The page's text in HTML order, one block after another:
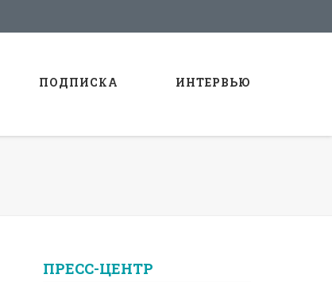
ПОДПИСКА ИНТЕРВЬЮ
ПРЕСС-ЦЕНТР